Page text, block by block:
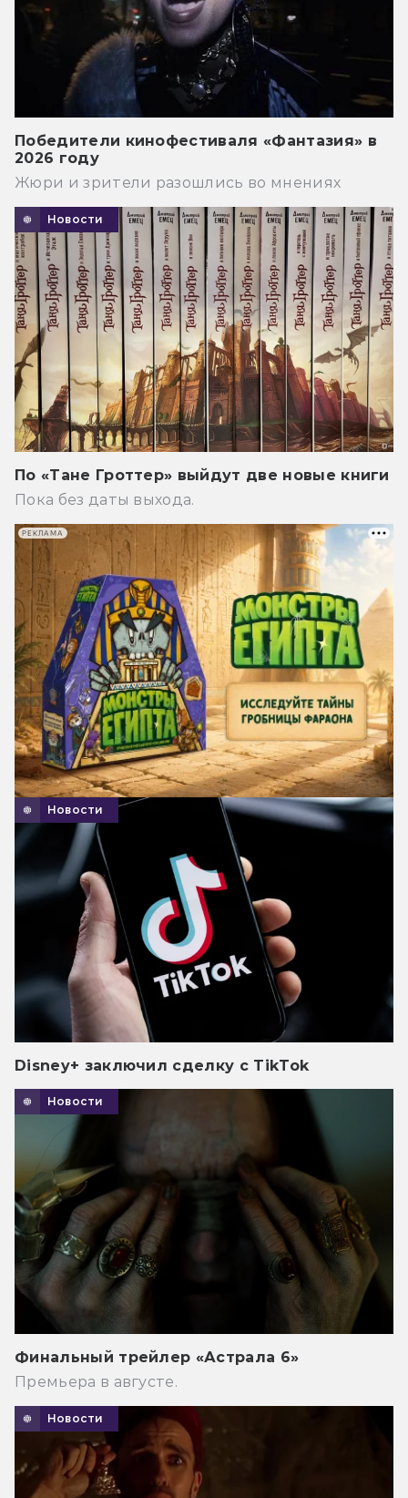
Победители кинофестиваля «Фантазия» в
2026 году
Жюри и зрители разошлись во мнениях
Новости
По «Тане Гроттер» выйдут две новые книги
Пока без даты выхода.
Новости
Disney+ заключил сделку с TikTok
Новости
Финальный трейлер «Астрала 6»
Премьера в августе.
Новости
РЕКЛАМА